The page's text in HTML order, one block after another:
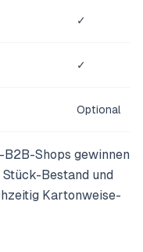
✓
✓
Optional
B2B-Shops gewinnen
Bestand und
Kartonweise-